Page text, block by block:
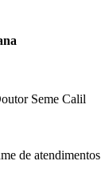
Seme Calil
de atendimentos